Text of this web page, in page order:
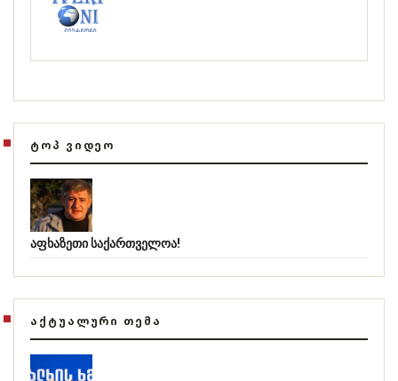
ᲢᲝᲞ ᲕᲘᲓᲔᲝ
აფხაზეთი საქართველოა!
ᲐᲥᲢᲣᲐᲚᲣᲠᲘ ᲗᲔᲛᲐ